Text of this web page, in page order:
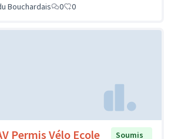
Bouchardais 0 0
Permis Vélo Ecole
Soumis